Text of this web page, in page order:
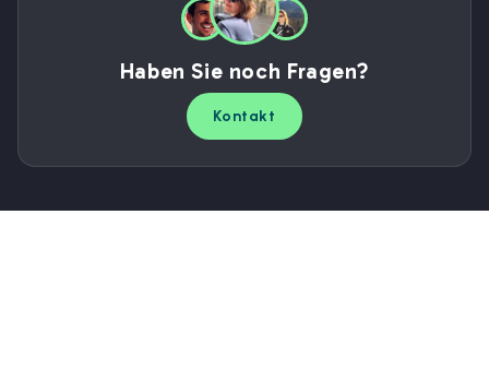
Haben Sie noch Fragen?
Kontakt